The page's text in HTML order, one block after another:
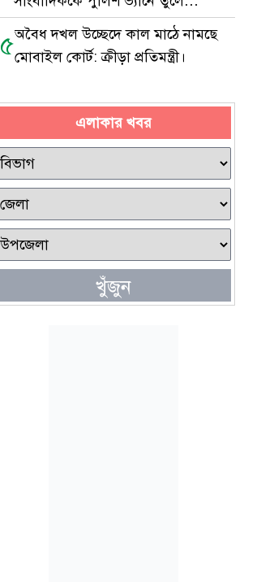
নির্যাতন
৫অবৈধ দখল উচ্ছেদে কাল মাঠে নামছে
মোবাইল কোর্ট: ক্রীড়া প্রতিমন্ত্রী।
এলাকার খবর
খুঁজুন